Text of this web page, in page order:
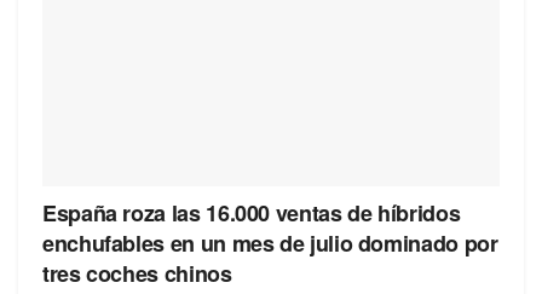
España roza las 16.000 ventas de híbridos
enchufables en un mes de julio dominado por
tres coches chinos